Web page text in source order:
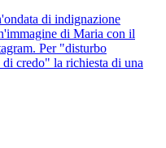
di indignazione
di Maria con il
Per "disturbo
credo" la richiesta di una